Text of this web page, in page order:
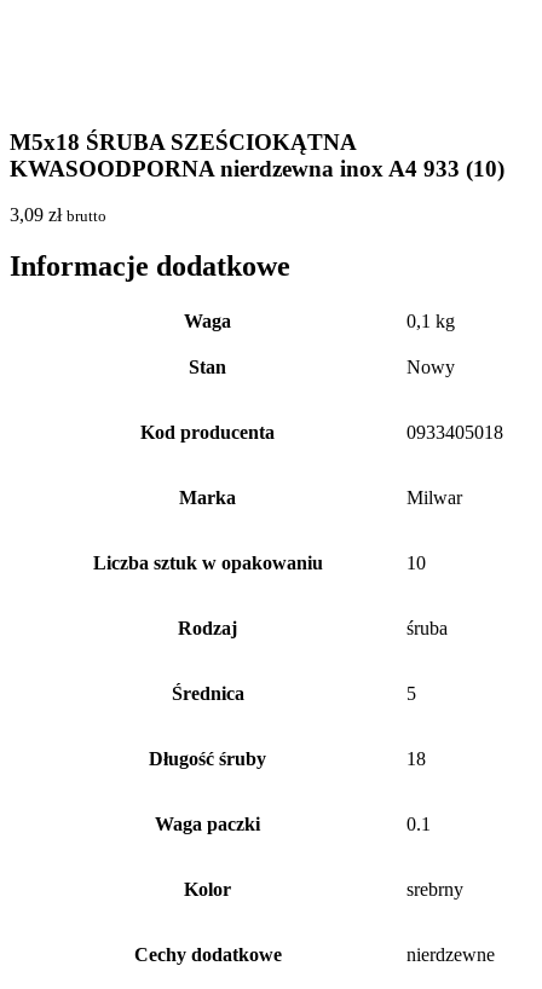
M5x18 ŚRUBA SZEŚCIOKĄTNA
KWASOODPORNA nierdzewna inox A4 933 (10)
3,09 zł brutto
Informacje dodatkowe
Waga 0,1 kg
Stan Nowy
Kod producenta 0933405018
Marka Milwar
Liczba sztuk w opakowaniu 10
Rodzaj śruba
Średnica 5
Długość śruby 18
Waga paczki 0.1
Kolor srebrny
Cechy dodatkowe nierdzewne